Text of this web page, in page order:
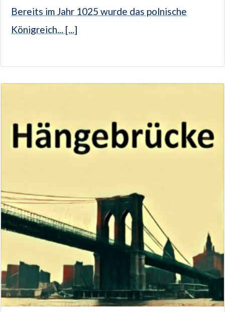
Bereits im Jahr 1025 wurde das polnische
Königreich... [...]